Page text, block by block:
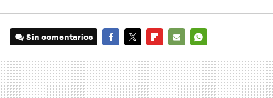
Sin comentarios
MAIL